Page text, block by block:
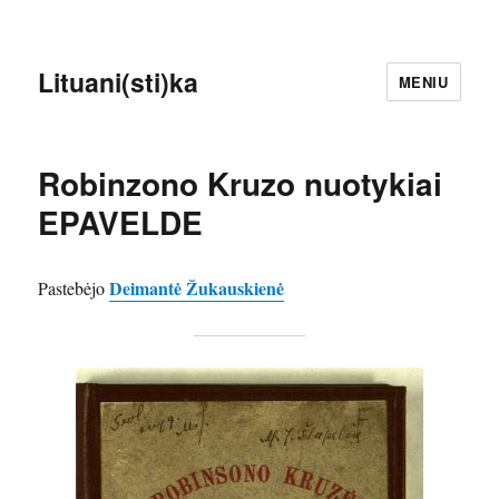
Lituani(sti)ka MENIU
Robinzono Kruzo nuotykiai
EPAVELDE
PastebėjoDeimantė Žukauskienė